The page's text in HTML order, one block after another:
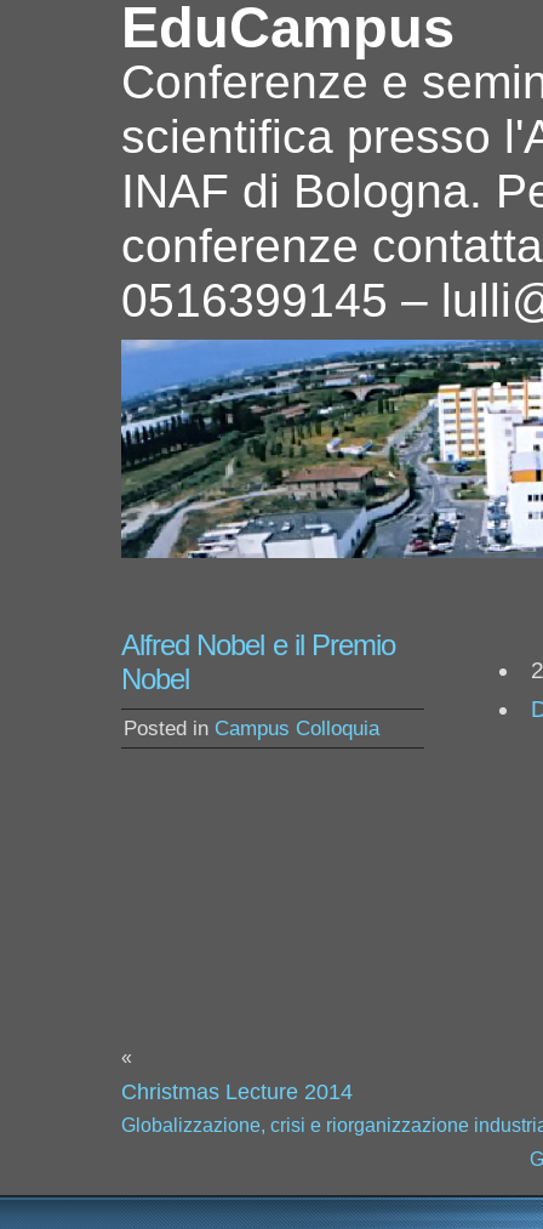
EduCampus
Conferenze e
scientifica presso
INAF di Bologna.
conferenze
0516399145 –
Alfred Nobel e il Premio
Nobel
Posted in Campus Colloquia
«
Christmas Lecture 2014
Globalizzazione, crisi e riorganizzazione